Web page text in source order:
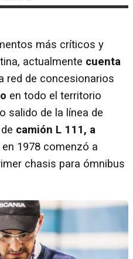
más críticos y
actualmente cuenta
red de concesionarios
en todo el territorio
salido de la línea de
camión L 111, a
1978 comenzó a
chasis para ómnibus